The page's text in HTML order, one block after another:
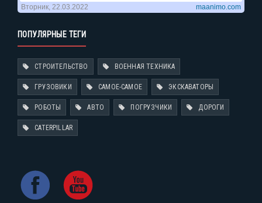
ПОПУЛЯРНЫЕ ТЕГИ
СТРОИТЕЛЬСТВО ВОЕННАЯ ТЕХНИКА
ГРУЗОВИКИ САМОЕ-САМОЕ ЭКСКАВАТОРЫ
РОБОТЫ АВТО ПОГРУЗЧИКИ ДОРОГИ
CATERPILLAR